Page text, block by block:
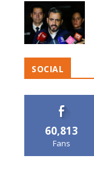
SOCIAL
60,813
Fans